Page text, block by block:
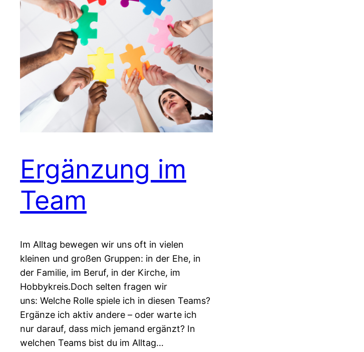
Ergänzung im
Team
Im Alltag bewegen wir uns oft in vielen
kleinen und großen Gruppen: in der Ehe, in
der Familie, im Beruf, in der Kirche, im
Hobbykreis.Doch selten fragen wir
uns: Welche Rolle spiele ich in diesen Teams?
Ergänze ich aktiv andere – oder warte ich
nur darauf, dass mich jemand ergänzt? In
welchen Teams bist du im Alltag…